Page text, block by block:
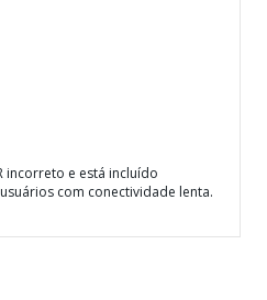
incorreto e está incluído
com conectividade lenta.